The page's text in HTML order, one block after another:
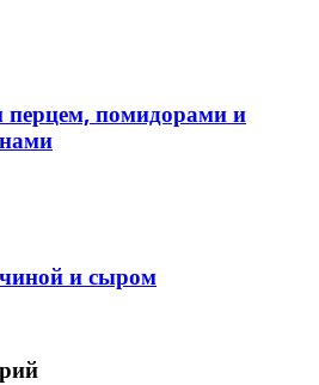
перцем, помидорами и
и сыром